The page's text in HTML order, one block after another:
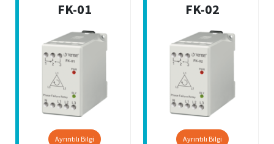
FK-01
Ayrıntılı Bilgi
FK-02
Ayrıntılı Bilgi